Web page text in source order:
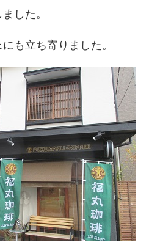
した。
も立ち寄りました。